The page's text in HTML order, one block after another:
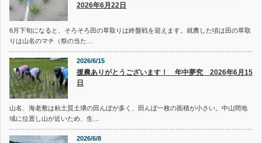
2026年6月22日
6月下旬になると、そろそろ田の草取りは終盤戦を迎えます。就農した頃は田の草取
りは山名のマチ（祭の当た…
2026/6/15
援農ありがとうございます！ 年中夢究 2026年6月15
日
山名、海老敷は粘土質土壌の田んぼが多く、田んぼ一枚の面積が小さい。中山間地
域に位置し山が近いため、生…
2026/6/8